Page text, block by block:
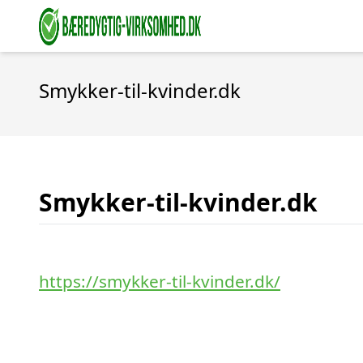
Smykker-til-kvinder.dk
Smykker-til-kvinder.dk
https://smykker-til-kvinder.dk/